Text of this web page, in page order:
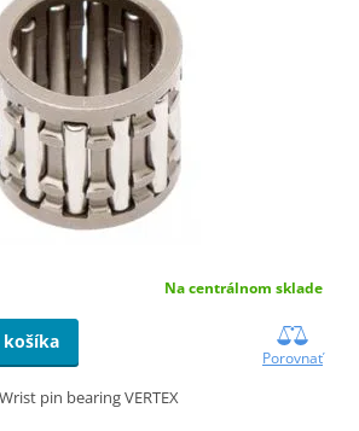
Na centrálnom sklade
košíka
Porovnať
Wrist pin bearing VERTEX